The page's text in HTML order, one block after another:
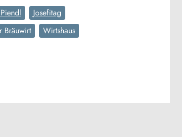
Josefitag
Bräuwirt Wirtshaus